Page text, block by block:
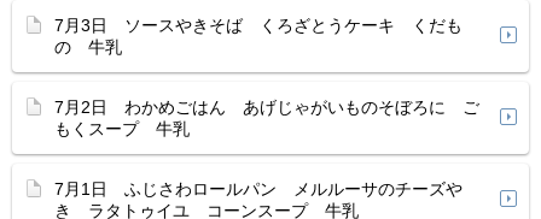
7月3日 ソースやきそば くろざとうケーキ くだも
の 牛乳
7月2日 わかめごはん あげじゃがいものそぼろに ご
もくスープ 牛乳
7月1日 ふじさわロールパン メルルーサのチーズや
き ラタトゥイユ コーンスープ 牛乳